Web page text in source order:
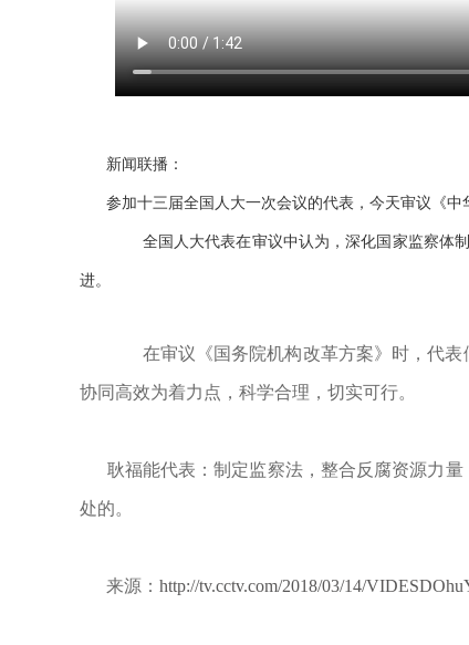
新闻联播：
参加十三届全国人大一次会议的代表，今天审议《中
全国人大代表在审议中认为，深化国家监察体制
进。
在审议《国务院机构改革方案》时，代表
协同高效为着力点，科学合理，切实可行。
耿福能代表：制定监察法，整合反腐资源力量
处的。
来源： http://tv.cctv.com/2018/03/14/